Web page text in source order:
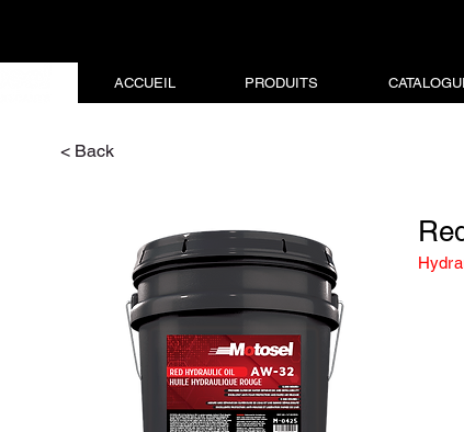
ACCUEIL PRODUITS
< Back